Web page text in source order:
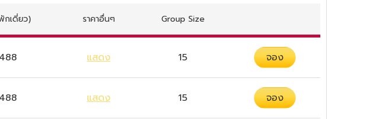
กเดี่ยว) ราคาอื่นๆ Group Size
แสดง 15 จอง
แสดง 15 จอง